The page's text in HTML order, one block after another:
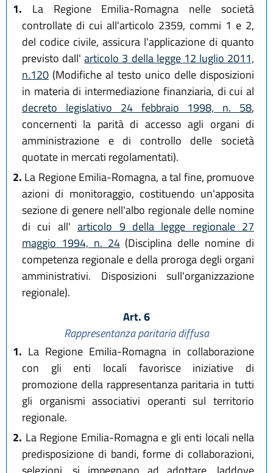
1. La Regione Emilia-Romagna nelle società
controllate di cui all'articolo 2359, commi 1 e 2,
del codice civile, assicura l'applicazione di quanto
previsto dall'articolo 3 della legge 12 luglio 2011,
n.120 (Modifiche al testo unico delle disposizioni
in materia di intermediazione finanziaria, di cui al
decreto legislativo 24 febbraio 1998, n. 58,
concernenti la parità di accesso agli organi di
amministrazione e di controllo delle società
quotate in mercati regolamentati).
2. La Regione Emilia-Romagna, a tal fine, promuove
azioni di monitoraggio, costituendo un'apposita
sezione di genere nell'albo regionale delle nomine
di cui all'articolo 9 della legge regionale 27
maggio 1994, n. 24(Disciplina delle nomine di
competenza regionale e della proroga degli organi
amministrativi. Disposizioni sull'organizzazione
regionale).
Art. 6
Rappresentanza paritaria diffusa
1. La Regione Emilia-Romagna in collaborazione
con gli enti locali favorisce iniziative di
promozione della rappresentanza paritaria in tutti
gli organismi associativi operanti sul territorio
regionale.
2. La Regione Emilia-Romagna e gli enti locali nella
predisposizione di bandi, forme di collaborazioni,